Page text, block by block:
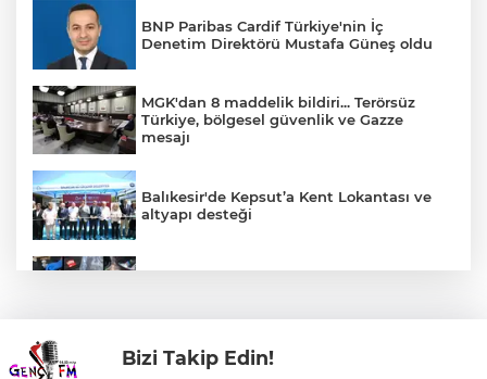
BNP Paribas Cardif Türkiye'nin İç
Denetim Direktörü Mustafa Güneş oldu
MGK'dan 8 maddelik bildiri... Terörsüz
Türkiye, bölgesel güvenlik ve Gazze
mesajı
Balıkesir'de Kepsut’a Kent Lokantası ve
altyapı desteği
İzmir Efes Selçuk'ta engelsiz yaşamda
Bizi Takip Edin!